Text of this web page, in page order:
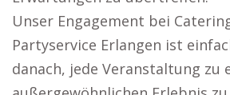
Unser Engagement bei
Partyservice Erlangen ist
danach, jede Veranstaltung zu